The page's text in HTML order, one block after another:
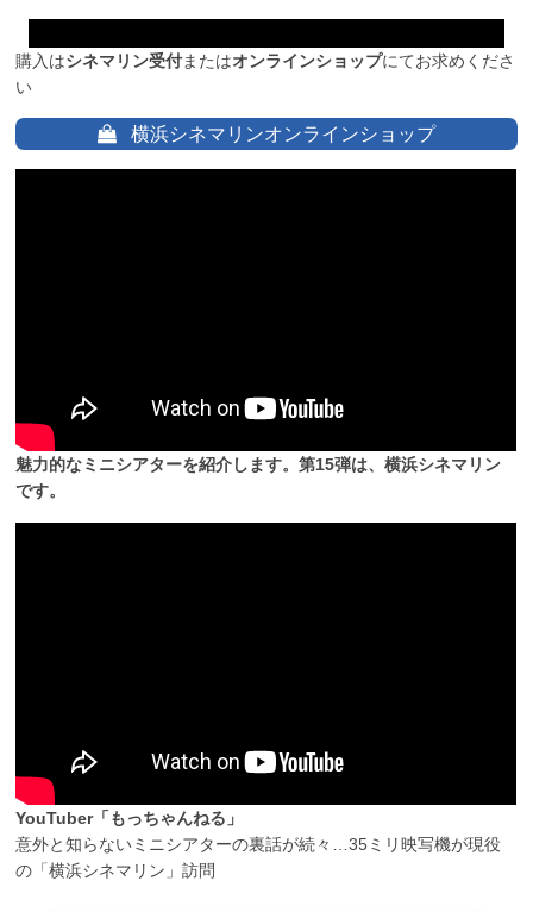
購入はシネマリン受付またはオンラインショップにてお求めくださ
い
横浜シネマリンオンラインショップ
魅力的なミニシアターを紹介します。第15弾は、横浜シネマリン
です。
YouTuber「もっちゃんねる」
意外と知らないミニシアターの裏話が続々…35ミリ映写機が現役
の「横浜シネマリン」訪問